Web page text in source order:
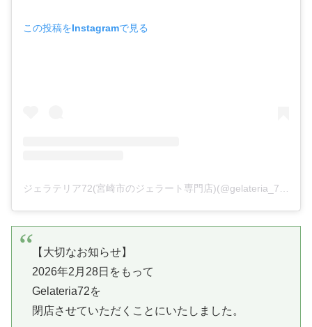
この投稿をInstagramで見る
【大切なお知らせ】
2026年2月28日をもって
Gelateria72を
閉店させていただくことにいたしました。